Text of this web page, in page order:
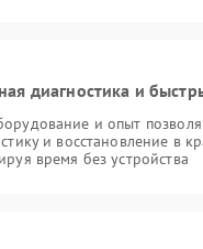
диагностика и
и опыт
и восстановление в
время без устройства